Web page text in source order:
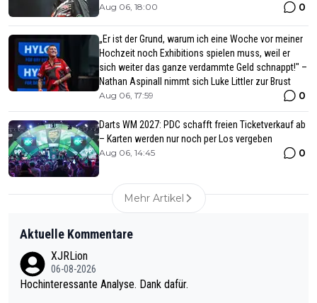
Aug 06, 18:00 0
„Er ist der Grund, warum ich eine Woche vor meiner
Hochzeit noch Exhibitions spielen muss, weil er
sich weiter das ganze verdammte Geld schnappt!" –
Nathan Aspinall nimmt sich Luke Littler zur Brust
Aug 06, 17:59 0
Darts WM 2027: PDC schafft freien Ticketverkauf ab
– Karten werden nur noch per Los vergeben
Aug 06, 14:45 0
Mehr Artikel
Aktuelle Kommentare
XJRLion
06-08-2026
Hochinteressante Analyse. Dank dafür.